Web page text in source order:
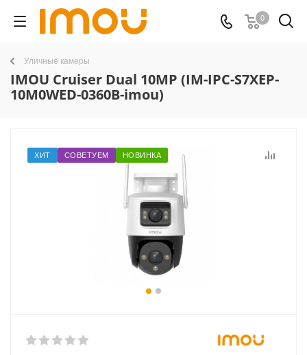
0
Уличные камеры
IMOU Cruiser Dual 10MP (IM-IPC-S7XEP-
10M0WED-0360B-imou)
ХИТ СОВЕТУЕМ НОВИНКА